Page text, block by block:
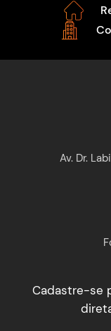
Av. Dr.
Cadastre-se